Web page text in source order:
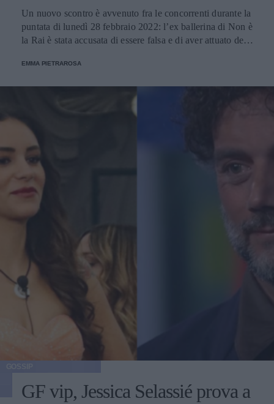
Un nuovo scontro è avvenuto fra le concorrenti durante la
puntata di lunedì 28 febbraio 2022: l’ex ballerina di Non è
la Rai è stata accusata di essere falsa e di aver attuato delle
di cuore”.
EMMA PIETRAROSA
GF vip, Jessica Selassié prova a